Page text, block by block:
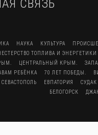
СВЯЗЬ
НАУКА КУЛЬТУРА
ТОПЛИВА И
ЦЕНТРАЛЬНЫЙ КРЫМ.
РЕБЁНКА 70 ЛЕТ ПОБЕДЫ.
СЕВАСТОПОЛЬ ЕВПАТОРИЯ
СУДАК
БЕЛОГОРСК